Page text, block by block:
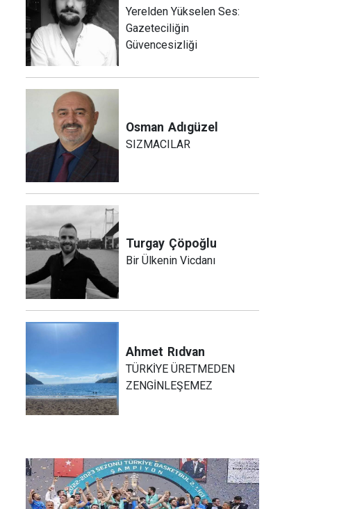
Yerelden Yükselen Ses:
Gazeteciliğin
Güvencesizliği
Osman Adıgüzel
SIZMACILAR
Turgay Çöpoğlu
Bir Ülkenin Vicdanı
Ahmet Rıdvan
TÜRKİYE ÜRETMEDEN
ZENGİNLEŞEMEZ